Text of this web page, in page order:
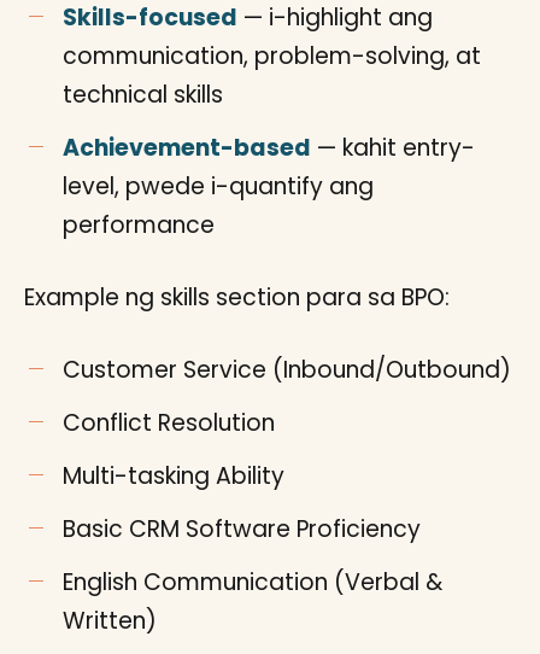
Skills-focused — i-highlight ang
communication, problem-solving, at
technical skills
Achievement-based — kahit entry-
level, pwede i-quantify ang
performance
Example ng skills section para sa BPO:
Customer Service (Inbound/Outbound)
Conflict Resolution
Multi-tasking Ability
Basic CRM Software Proficiency
English Communication (Verbal &
Written)